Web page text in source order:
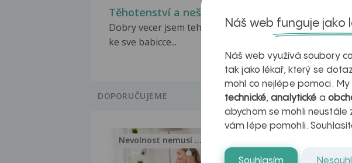
Těhotenství a neštovice
Dobry vecer jsem tehotna a zitra jedu
ke sve babicce...
vlhkost
Jaydess jiz to
DOPORUČUJEME
Nevolnost nemusí být nutnou...
Náš web funguje jako
Náš web využívá soubory
tak jako lékař, který se
mohl co nejlépe pomoci.
technické,analytické a
abychom se mohli neustále
vám lépe pomohli.
Souhlasím